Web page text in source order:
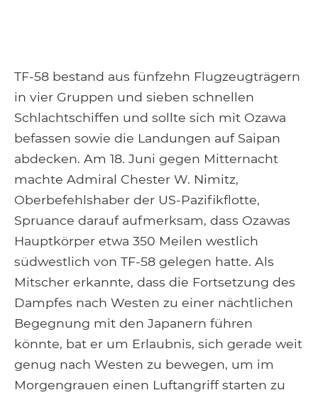
TF-58 bestand aus fünfzehn Flugzeugträgern
in vier Gruppen und sieben schnellen
Schlachtschiffen und sollte sich mit Ozawa
befassen sowie die Landungen auf Saipan
abdecken. Am 18. Juni gegen Mitternacht
machte Admiral Chester W. Nimitz,
Oberbefehlshaber der US-Pazifikflotte,
Spruance darauf aufmerksam, dass Ozawas
Hauptkörper etwa 350 Meilen westlich
südwestlich von TF-58 gelegen hatte. Als
Mitscher erkannte, dass die Fortsetzung des
Dampfes nach Westen zu einer nächtlichen
Begegnung mit den Japanern führen
könnte, bat er um Erlaubnis, sich gerade weit
genug nach Westen zu bewegen, um im
Morgengrauen einen Luftangriff starten zu